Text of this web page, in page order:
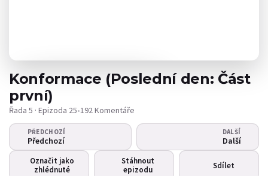
Video se nepřehrává?
Toto video není aktuálně
dostupné
Konformace (Poslední den: Část
první)
Řada 5 · Epizoda 25•192 Komentáře
PŘEDCHOZÍ
Předchozí
DALŠÍ
Další
Označit jako
zhlédnuté
Stáhnout
epizodu
Sdílet